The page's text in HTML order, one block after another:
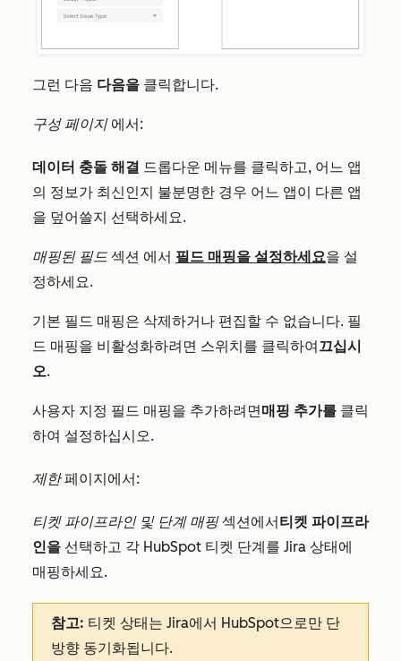
그런 다음 다음을 클릭합니다.
구성 페이지 에서:
데이터 충돌 해결 드롭다운 메뉴를 클릭하고, 어느 앱
의 정보가 최신인지 불분명한 경우 어느 앱이 다른 앱
을 덮어쓸지 선택하세요.
매핑된 필드 섹션 에서 필드 매핑을 설정하세요을 설
정하세요.
기본 필드 매핑은 삭제하거나 편집할 수 없습니다. 필
드 매핑을 비활성화하려면 스위치를 클릭하여 끄십시
오.
사용자 지정 필드 매핑을 추가하려면매핑 추가를 클릭
하여 설정하십시오.
제한페이지에서:
티켓 파이프라인 및 단계 매핑섹션에서 티켓 파이프라
인을 선택하고 각 HubSpot 티켓 단계를 Jira 상태에
매핑하세요.
참고: 티켓 상태는 Jira에서 HubSpot으로만 단
방향 동기화됩니다.